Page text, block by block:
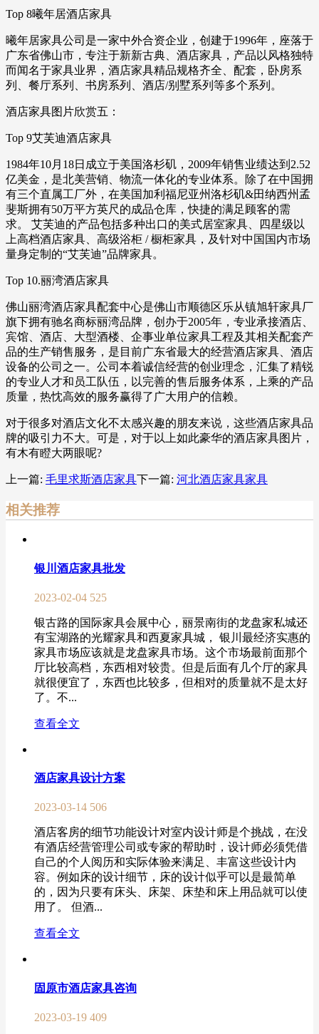
Top 8曦年居酒店家具
曦年居家具公司是一家中外合资企业，创建于1996年，座落于
广东省佛山市，专注于新新古典、酒店家具，产品以风格独特
而闻名于家具业界，酒店家具精品规格齐全、配套，卧房系
列、餐厅系列、书房系列、酒店/别墅系列等多个系列。
酒店家具图片欣赏五：
Top 9艾芙迪酒店家具
1984年10月18日成立于美国洛杉矶，2009年销售业绩达到2.52
亿美金，是北美营销、物流一体化的专业体系。除了在中国拥
有三个直属工厂外，在美国加利福尼亚州洛杉矶&田纳西州孟
斐斯拥有50万平方英尺的成品仓库，快捷的满足顾客的需
求。 艾芙迪的产品包括多种出口的美式居室家具、四星级以
上高档酒店家具、高级浴柜 / 橱柜家具，及针对中国国内市场
量身定制的“艾芙迪”品牌家具。
Top 10.丽湾酒店家具
佛山丽湾酒店家具配套中心是佛山市顺德区乐从镇旭轩家具厂
旗下拥有驰名商标丽湾品牌，创办于2005年，专业承接酒店、
宾馆、酒店、大型酒楼、企事业单位家具工程及其相关配套产
品的生产销售服务，是目前广东省最大的经营酒店家具、酒店
设备的公司之一。公司本着诚信经营的创业理念，汇集了精锐
的专业人才和员工队伍，以完善的售后服务体系，上乘的产品
质量，热忱高效的服务赢得了广大用户的信赖。
对于很多对酒店文化不太感兴趣的朋友来说，这些酒店家具品
牌的吸引力不大。可是，对于以上如此豪华的酒店家具图片，
有木有瞪大两眼呢?
上一篇: 毛里求斯酒店家具下一篇: 河北酒店家具家具
相关推荐
银川酒店家具批发
2023-02-04 525
银古路的国际家具会展中心，丽景南街的龙盘家私城还
有宝湖路的光耀家具和西夏家具城， 银川最经济实惠的
家具市场应该就是龙盘家具市场。这个市场最前面那个
厅比较高档，东西相对较贵。但是后面有几个厅的家具
就很便宜了，东西也比较多，但相对的质量就不是太好
了。不...
查看全文
酒店家具设计方案
2023-03-14 506
酒店客房的细节功能设计对室内设计师是个挑战，在没
有酒店经营管理公司或专家的帮助时，设计师必须凭借
自己的个人阅历和实际体验来满足、丰富这些设计内
容。例如床的设计细节，床的设计似乎可以是最简单
的，因为只要有床头、床架、床垫和床上用品就可以使
用了。 但酒...
查看全文
固原市酒店家具咨询
2023-03-19 409